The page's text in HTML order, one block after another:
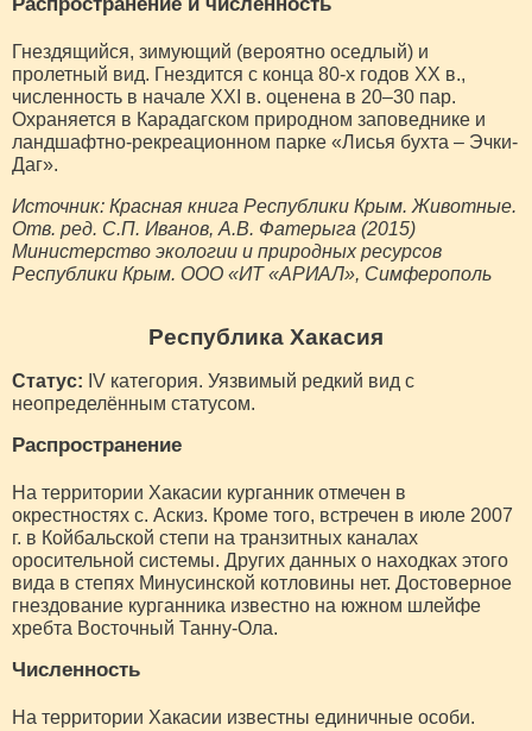
Гнездящийся, зимующий (вероятно оседлый) и
пролетный вид. Гнездится с конца 80-х годов XX в.,
численность в начале XXI в. оценена в 20–30 пар.
Охраняется в Карадагском природном заповеднике и
ландшафтно-рекреационном парке «Лисья бухта – Эчки-
Даг».
Источник: Красная книга Республики Крым. Животные.
Отв. ред. С.П. Иванов, А.В. Фатерыга (2015)
Министерство экологии и природных ресурсов
Республики Крым. ООО «ИТ «АРИАЛ», Симферополь
Республика Хакасия
Статус: IV категория. Уязвимый редкий вид с
неопределённым статусом.
Распространение
На территории Хакасии курганник отмечен в
окрестностях с. Аскиз. Кроме того, встречен в июле 2007
г. в Койбальской степи на транзитных каналах
оросительной системы. Других данных о находках этого
вида в степях Минусинской котловины нет. Достоверное
гнездование курганника известно на южном шлейфе
хребта Восточный Танну-Ола.
Численность
На территории Хакасии известны единичные особи.